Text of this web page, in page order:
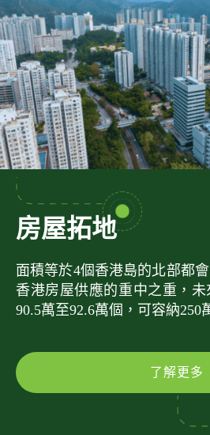
房屋拓地
面積等於4個香港島的北部都
香港房屋供應的重中之重，未
90.5萬至92.6萬個，可容納250
了解更多